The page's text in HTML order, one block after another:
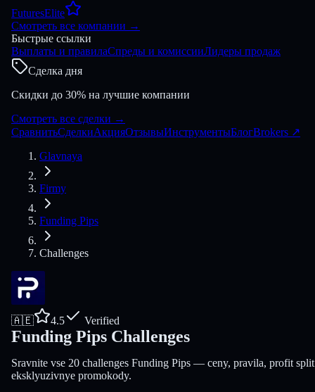
FuturesElite
Смотреть все компании →
Быстрые ссылки
Выплаты и правилаСпреды и комиссииЛидеры продаж
Сделка дня
Скидки до 30% на лучшие компании
Смотреть все сделки →
СравнитьСделкиАкцияОтзывыИнструментыБлогBrokers ↗
Glavnaya
Firmy
Funding Pips
Challenges
🇦🇪 4.5 Verified
Funding Pips Challenges
Sravnite vse 20 challenges Funding Pips — ceny, pravila, profit
eksklyuzivnye promokody.